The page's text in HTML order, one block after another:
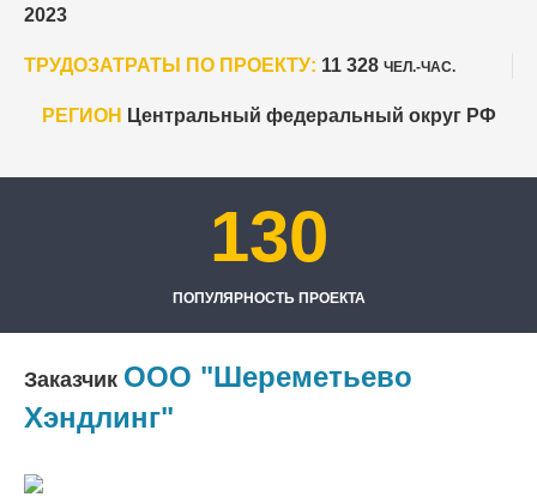
2023
ТРУДОЗАТРАТЫ ПО ПРОЕКТУ: 11 328 ЧЕЛ.-ЧАС.
РЕГИОН Центральный федеральный округ РФ
130
ПОПУЛЯРНОСТЬ ПРОЕКТА
Заказчик ООО "Шереметьево
Хэндлинг"